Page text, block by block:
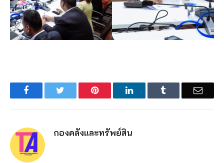
Facebook Pinterest LinkedIn Email
กองคลังและทรัพย์สิน